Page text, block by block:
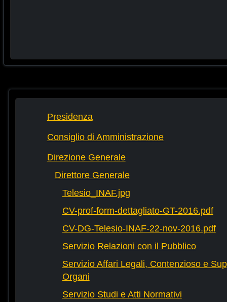
Presidenza
Consiglio di Amministrazione
Direzione Generale
Direttore Generale
Telesio_INAF.jpg
CV-prof-form-dettagliato-GT-2016.pdf
CV-DG-Telesio-INAF-22-nov-2016.pdf
Servizio Relazioni con il Pubblico
Servizio Affari Legali, Contenzioso e
Organi
Servizio Studi e Atti Normativi